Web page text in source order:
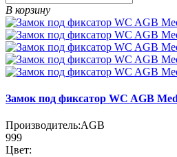
В корзину
Замок под фиксатор WC AGB
Производитель:AGB
999
Цвет: